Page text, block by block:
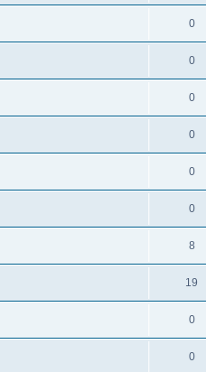
0
0
0
0
0
0
8
19
0
0